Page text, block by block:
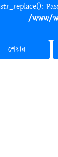
: str_replace():
/www/
শেয়ার